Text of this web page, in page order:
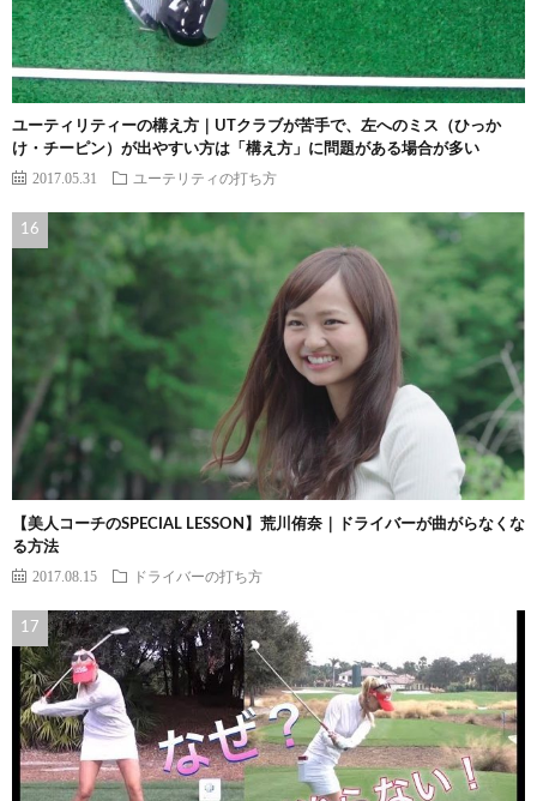
ユーティリティーの構え方｜UTクラブが苦手で、左へのミス（ひっか
け・チーピン）が出やすい方は「構え方」に問題がある場合が多い
2017.05.31 ユーテリティの打ち方
【美人コーチのSPECIAL LESSON】荒川侑奈｜ドライバーが曲がらなくな
る方法
2017.08.15 ドライバーの打ち方